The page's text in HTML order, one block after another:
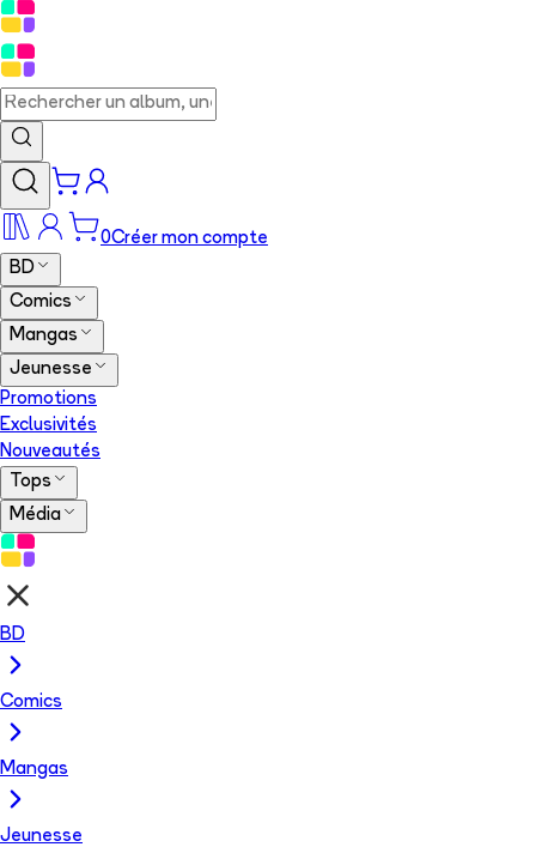
0Créer mon compte
BD
Comics
Mangas
Jeunesse
Promotions
Exclusivités
Nouveautés
Tops
Média
BD
Comics
Mangas
Jeunesse